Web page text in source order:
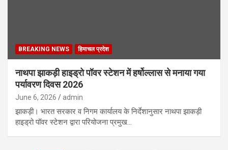
BREAKING NEWS हिमाचल प्रदेश
नाथपा झाकड़ी हाइड्रो पॉवर स्टेशन में हर्षोल्लास से मनाया गया
पर्यावरण दिवस 2026
June 6, 2026 admin
झाकड़ी। भारत सरकार व निगम कार्यालय के निर्देशानुसार नाथपा झाकड़ी
हाइड्रो पॉवर स्टेशन द्वारा परियोजना प्रमुख…